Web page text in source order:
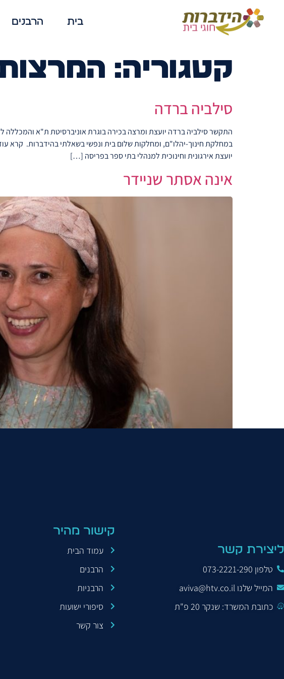
בית הרבנים
קטגוריה:
סילביה ברדה
במחלקת חינוך-יהלו"ם, ומחלקות שלום בית ונפשי בשאלתי בהידברות. קרא
יועצת אירגונית וחינוכית למנהלי בתי ספר בפריסה […]
אינה אסתר שניידר
ליצירת קשר
טלפון 073-2221-290
המייל שלנו aviva@htv.co.il
כתובת המשרד: שנקר 20 פ"ת
קישור מהיר
עמוד הבית
הרבנים
הרבניות
סיפורי ישועות
צור קשר